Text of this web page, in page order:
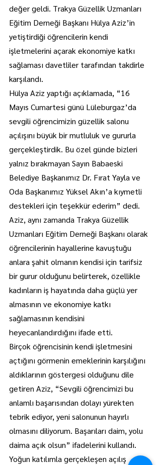
değer geldi. Trakya Güzellik Uzmanları
Eğitim Derneği Başkanı Hülya Aziz’in
yetiştirdiği öğrencilerin kendi
işletmelerini açarak ekonomiye katkı
sağlaması davetliler tarafından takdirle
karşılandı.
Hülya Aziz yaptığı açıklamada, “16
Mayıs Cumartesi günü Lüleburgaz’da
sevgili öğrencimizin güzellik salonu
açılışını büyük bir mutluluk ve gururla
gerçekleştirdik. Bu özel günde bizleri
yalnız bırakmayan Sayın Babaeski
Belediye Başkanımız Dr. Fırat Yayla ve
Oda Başkanımız Yüksel Akın’a kıymetli
destekleri için teşekkür ederim” dedi.
Aziz, aynı zamanda Trakya Güzellik
Uzmanları Eğitim Derneği Başkanı olarak
öğrencilerinin hayallerine kavuştuğu
anlara şahit olmanın kendisi için tarifsiz
bir gurur olduğunu belirterek, özellikle
kadınların iş hayatında daha güçlü yer
almasının ve ekonomiye katkı
sağlamasının kendisini
heyecanlandırdığını ifade etti.
Birçok öğrencisinin kendi işletmesini
açtığını görmenin emeklerinin karşılığını
aldıklarının göstergesi olduğunu dile
getiren Aziz, “Sevgili öğrencimizi bu
anlamlı başarısından dolayı yürekten
tebrik ediyor, yeni salonunun hayırlı
olmasını diliyorum. Başarıları daim, yolu
daima açık olsun” ifadelerini kullandı.
Yoğun katılımla gerçekleşen açılış